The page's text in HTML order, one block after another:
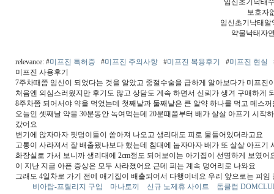
임신초기낙태
보호자
임신초기낙태
약물낙태자
relevance: #미프진 특허증 #미프진 주의사항 #미프진 복용후기 #미프진 현실
미프진 사용후기
7주차때쯤 임신이 되었다는 것을 알았고 중절수술을 급하게 알아보다가 미프진
처음엔 의심스러웠지만 후기도 많고 상담도 계속 하면서 신뢰가 생겨 구매하게
8주차쯤 되어서야 약을 먹었는데 첫째날과 둘째날은 큰 알약 하나를 먹고 메스
오늘인 셋째날 약을 30분동안 녹여먹는데 20분때쯤부터 배가 살살 아프기 시
갔어요
변기에 앉자마자 핏덩이들이 쏟아져 나오고 생리대도 피로 물들어있더라고요
고통이 사라져서 잘 배출됐나보다 했는데 침대에 눕자마자 배가 또 살살 아프
화장실로 가서 보니까 생리대에 2cm정도 되어보이는 아기집이 선명하게 보였
이 지난 지금 아픈 증상은 모두 사라졌어요 근데 피는 계속 덩어리로 나와요
그래도 4일차로 가기 전에 애기집이 배출되어서 다행이네요 우리 앞으로는 피
비아탑-프릴리지 구입
마나토끼 신규 노제휴 사이트 돔클럽